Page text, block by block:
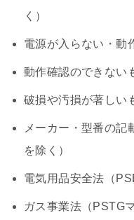
く）
電源が入らない・動
動作確認のできない
破損や汚損が著しい
メーカー・型番の記
を除く）
電気用品安全法（
ガス事業法（PSTG